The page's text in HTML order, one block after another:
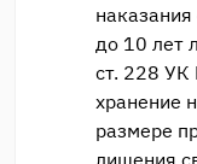
до 10 лет
ст. 228 УК
хранение
размере